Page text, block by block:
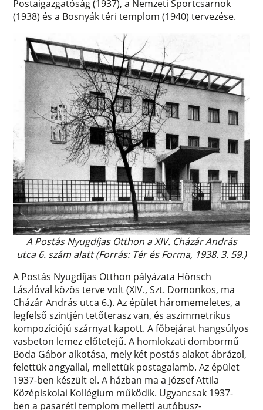
Postaigazgatóság (1937), a Nemzeti Sportcsarnok
(1938) és a Bosnyák téri templom (1940) tervezése.
A Postás Nyugdíjas Otthon a XIV. Cházár András
utca 6. szám alatt (Forrás: Tér és Forma, 1938. 3. 59.)
A Postás Nyugdíjas Otthon pályázata Hönsch
Lászlóval közös terve volt (XIV., Szt. Domonkos, ma
Cházár András utca 6.). Az épület háromemeletes, a
legfelső szintjén tetőterasz van, és aszimmetrikus
kompozíciójú szárnyat kapott. A főbejárat hangsúlyos
vasbeton lemez előtetejű. A homlokzati dombormű
Boda Gábor alkotása, mely két postás alakot ábrázol,
felettük angyallal, mellettük postagalamb. Az épület
1937-ben készült el. A házban ma a József Attila
Középiskolai Kollégium működik. Ugyancsak 1937-
ben a pasaréti templom melletti autóbusz-